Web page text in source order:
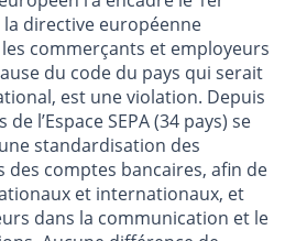
directive européenne
commerçants et employeurs
du code du pays qui serait
est une violation. Depuis
l’Espace SEPA (34 pays) se
standardisation des
comptes bancaires, afin de
et internationaux, et
dans la communication et le